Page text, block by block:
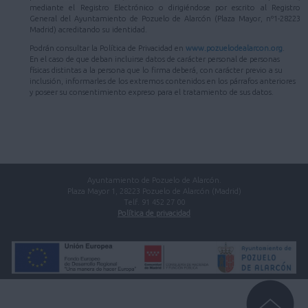
mediante el Registro Electrónico o dirigiéndose por escrito al Registro
General del Ayuntamiento de Pozuelo de Alarcón (Plaza Mayor, nº1-28223
Madrid) acreditando su identidad.
Podrán consultar la Política de Privacidad en www.pozuelodealarcon.org
En el caso de que deban incluirse datos de carácter personal de personas
físicas distintas a la persona que lo firma deberá, con carácter previo a su
inclusión, informarles de los extremos contenidos en los párrafos anteriores
y poseer su consentimiento expreso para el tratamiento de sus datos.
Ayuntamiento de Pozuelo de Alarcón.
Plaza Mayor 1, 28223 Pozuelo de Alarcón (Madrid)
Telf. 91 452 27 00
Política de privacidad